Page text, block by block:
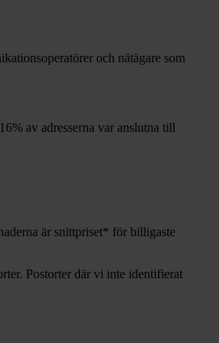
och nätägare som
16% av adresserna var anslutna till
är snittpriset* för billigaste
Postorter där vi inte identifierat